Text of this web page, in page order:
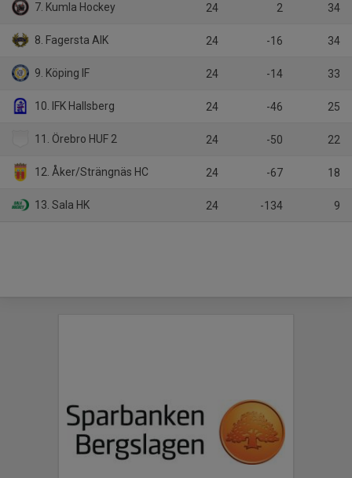
7. Kumla Hockey 24 2 34
8. Fagersta AIK 24 -16 34
9. Köping IF 24 -14 33
10. IFK Hallsberg 24 -46 25
11. Örebro HUF 2 24 -50 22
12. Åker/Strängnäs HC 24 -67 18
13. Sala HK 24 -134 9